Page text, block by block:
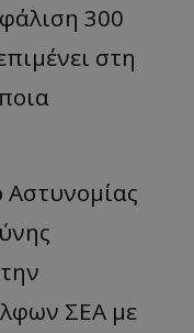
300
στη
Αστυνομίας
ΣΕΑ με